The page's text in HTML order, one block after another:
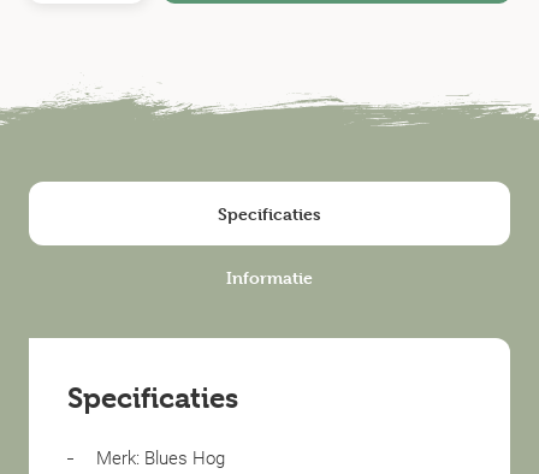
Specificaties
Informatie
Specificaties
Merk: Blues Hog